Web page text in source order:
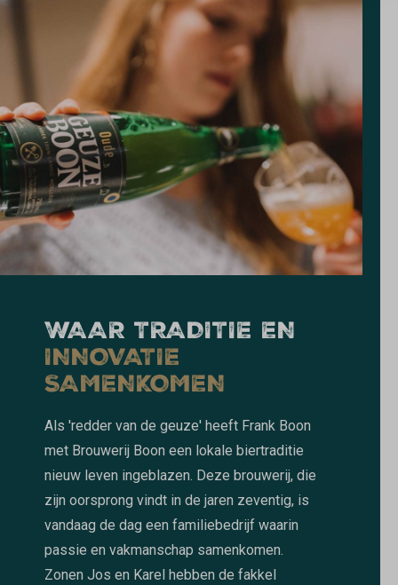
WAAR TRADITIE EN
INNOVATIE
SAMENKOMEN
Als 'redder van de geuze' heeft Frank Boon
met Brouwerij Boon een lokale biertraditie
nieuw leven ingeblazen. Deze brouwerij, die
zijn oorsprong vindt in de jaren zeventig, is
vandaag de dag een familiebedrijf waarin
passie en vakmanschap samenkomen.
Zonen Jos en Karel hebben de fakkel